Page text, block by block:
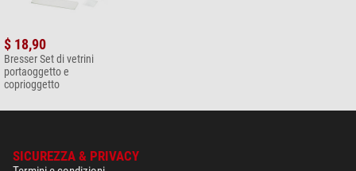
$ 18,90
Bresser Set di vetrini
portaoggetto e
coprioggetto
SICUREZZA & PRIVACY